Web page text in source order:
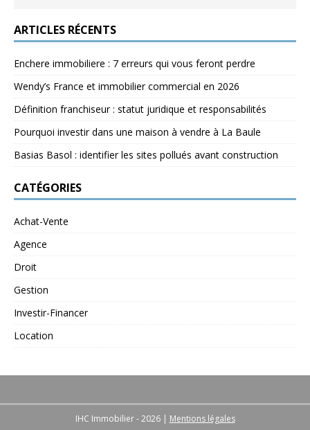
ARTICLES RÉCENTS
Enchere immobiliere : 7 erreurs qui vous feront perdre
Wendy’s France et immobilier commercial en 2026
Définition franchiseur : statut juridique et responsabilités
Pourquoi investir dans une maison à vendre à La Baule
Basias Basol : identifier les sites pollués avant construction
CATÉGORIES
Achat-Vente
Agence
Droit
Gestion
Investir-Financer
Location
IHC Immobilier - 2026 | Mentions légales